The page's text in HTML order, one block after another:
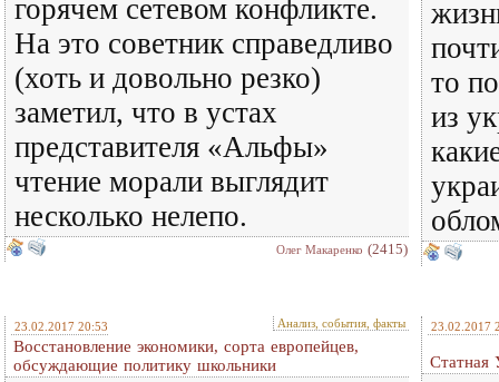
горячем сетевом конфликте.
На это советник справедливо
(хоть и довольно резко)
заметил, что в устах
представителя «Альфы»
чтение морали выглядит
несколько нелепо.
Олег Макаренко (2415)
то
из
23.02.2017 20:53 Анализ, события, факты
Восстановление экономики, сорта европейцев,
обсуждающие политику школьники
23.02.2017
Статная